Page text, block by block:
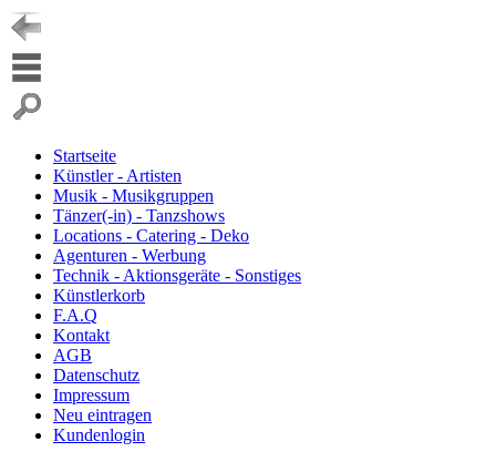
Startseite
Künstler - Artisten
Musik - Musikgruppen
Tänzer(-in) - Tanzshows
Locations - Catering - Deko
Agenturen - Werbung
Technik - Aktionsgeräte - Sonstiges
Künstlerkorb
F.A.Q
Kontakt
AGB
Datenschutz
Impressum
Neu eintragen
Kundenlogin